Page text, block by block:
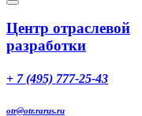
Toggle
Центр отраслевой
разработки
+ 7 (495) 777-25-43
otr@otr.rarus.ru